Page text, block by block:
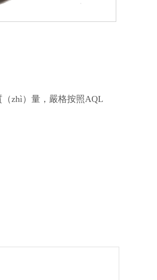
zhì）量，嚴格按照AQL